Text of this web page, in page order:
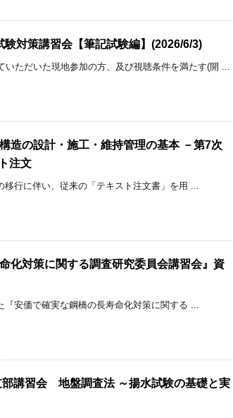
験対策講習会【筆記試験編】(2026/6/3)
いただいた現地参加の方、及び視聴条件を満たす(開 ...
造の設計・施工・維持管理の基本 －第7次
注文
移行に伴い、従来の「テキスト注文書」を用 ...
化対策に関する調査研究委員会講習会』資
『安価で確実な鋼橋の長寿命化対策に関する ...
講習会 地盤調査法 ～揚水試験の基礎と実